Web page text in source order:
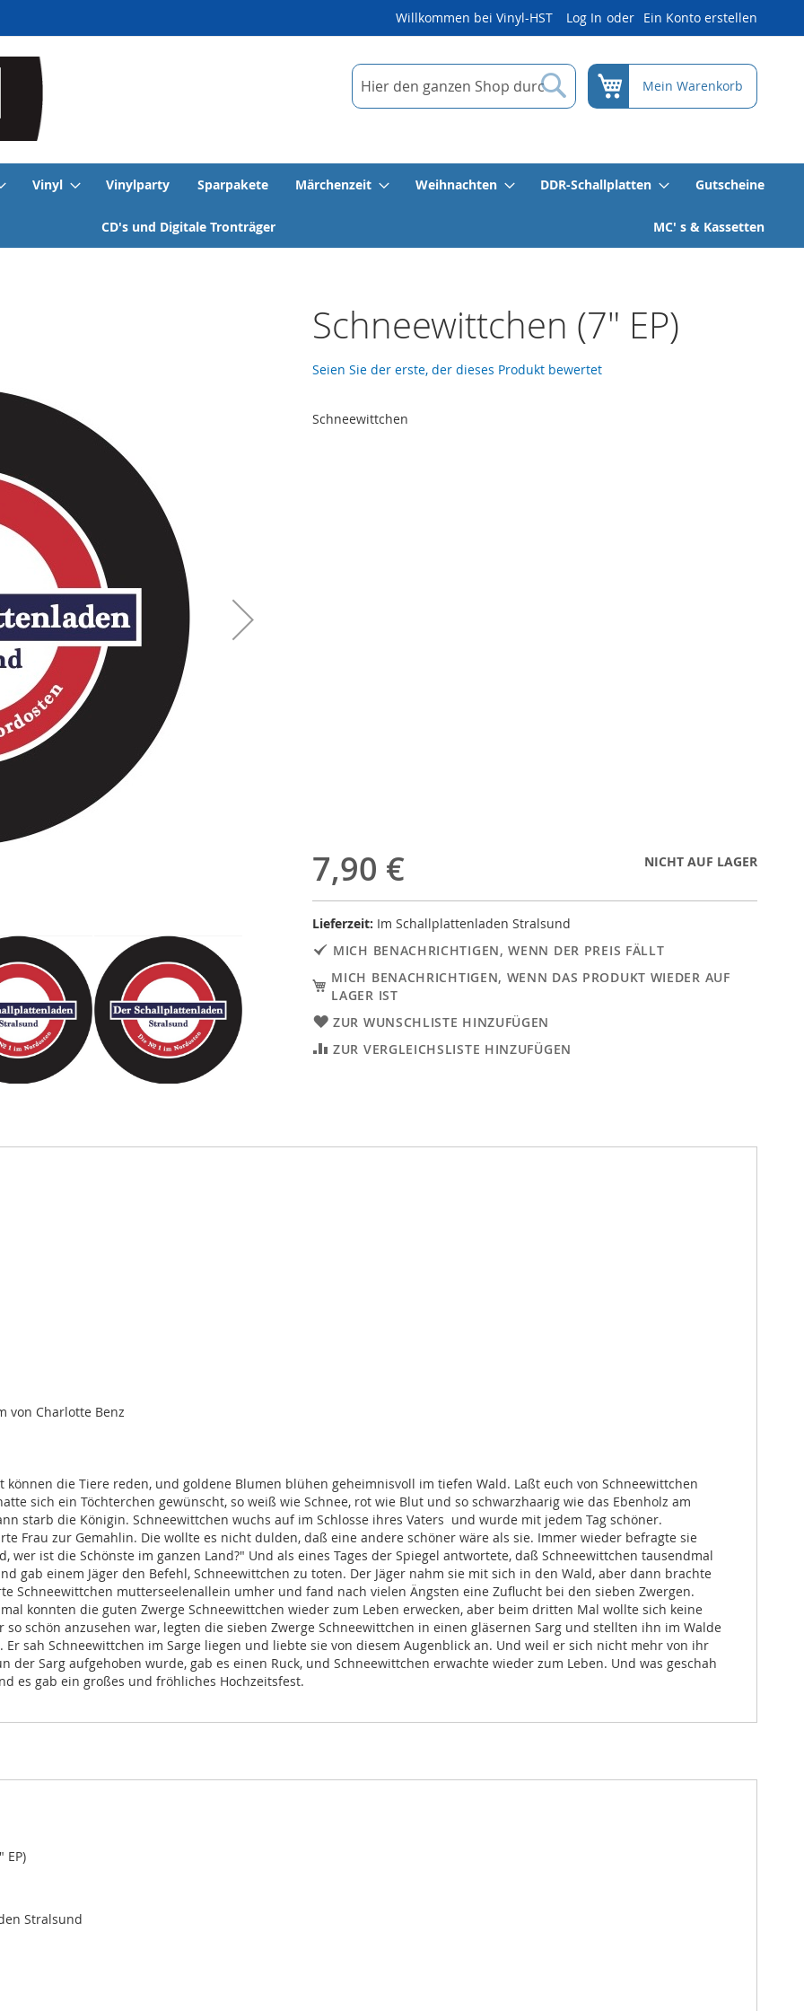
Willkommen bei Vinyl-HST Log In Ein Konto erstellen
Suche
Suche
Mein Warenkorb
Vinyl Vinylparty Sparpakete Märchenzeit Weihnachten DDR-Schallplatten Gutscheine
CD's und Digitale Tronträger MC' s & Kassetten
Schneewittchen (7" EP)
Seien Sie der erste, der dieses Produkt bewertet
Schneewittchen
7,90 € NICHT AUF LAGER
Lieferzeit: Im Schallplattenladen Stralsund
MICH BENACHRICHTIGEN, WENN DER PREIS FÄLLT
MICH BENACHRICHTIGEN, WENN DAS PRODUKT WIEDER AUF
LAGER IST
ZUR WUNSCHLISTE HINZUFÜGEN
ZUR VERGLEICHSLISTE HINZUFÜGEN
von Charlotte Benz
die Tiere reden, und goldene Blumen blühen geheimnisvoll im tiefen Wald. Laßt euch von Schneewittchen
sich ein Töchterchen gewünscht, so weiß wie Schnee, rot wie Blut und so schwarzhaarig wie das Ebenholz am
starb die Königin. Schneewittchen wuchs auf im Schlosse ihres Vaters und wurde mit jedem Tag schöner.
Frau zur Gemahlin. Die wollte es nicht dulden, daß eine andere schöner wäre als sie. Immer wieder befragte sie
wer ist die Schönste im ganzen Land?" Und als eines Tages der Spiegel antwortete, daß Schneewittchen tausendmal
gab einem Jäger den Befehl, Schneewittchen zu toten. Der Jäger nahm sie mit sich in den Wald, aber dann brachte
Schneewittchen mutterseelenallein umher und fand nach vielen Ängsten eine Zuflucht bei den sieben Zwergen.
konnten die guten Zwerge Schneewittchen wieder zum Leben erwecken, aber beim dritten Mal wollte sich keine
schön anzusehen war, legten die sieben Zwerge Schneewittchen in einen gläsernen Sarg und stellten ihn im Walde
sah Schneewittchen im Sarge liegen und liebte sie von diesem Augenblick an. Und weil er sich nicht mehr von ihr
Sarg aufgehoben wurde, gab es einen Ruck, und Schneewittchen erwachte wieder zum Leben. Und was geschah
es gab ein großes und fröhliches Hochzeitsfest.
EP)
Stralsund